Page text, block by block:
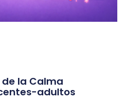
de la Calma
adultos